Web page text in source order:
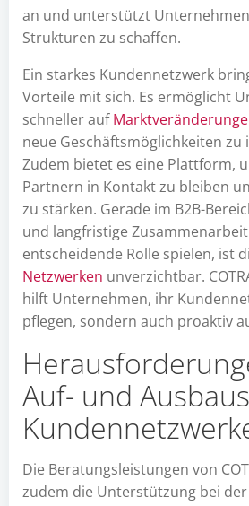
an und unterstützt
Strukturen zu schaffen.
Ein starkes Kundennetzwerk
Vorteile mit sich. Es ermöglicht
schneller auf
neue Geschäftsmöglichkeiten zu
Zudem bietet es eine Plattform,
Partnern in Kontakt zu bleiben
zu stärken. Gerade im B2B-
und langfristige
entscheidende Rolle spielen, ist
Netzwerken unverzichtbar.
hilft Unternehmen, ihr
pflegen, sondern auch proaktiv
Auf- und
Die Beratungsleistungen von
zudem die Unterstützung bei